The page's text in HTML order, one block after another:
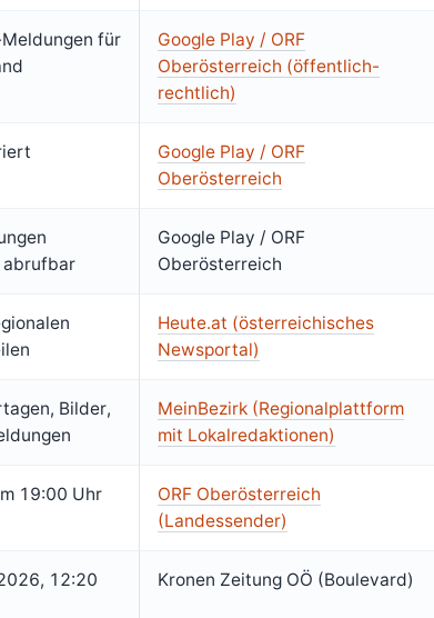
für
Google Play / ORF
Oberösterreich (öffentlich-
rechtlich)
Google Play / ORF
Oberösterreich
Google Play / ORF
Oberösterreich
Heute.at (österreichisches
Newsportal)
Bilder,
MeinBezirk (Regionalplattform
mit Lokalredaktionen)
19:00 Uhr
ORF Oberösterreich
(Landessender)
12:20
Kronen Zeitung OÖ (Boulevard)